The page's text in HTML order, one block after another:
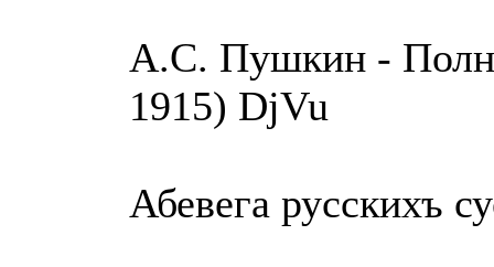
А.С. Пушкин -
1915) DjVu
Абевега русскихъ